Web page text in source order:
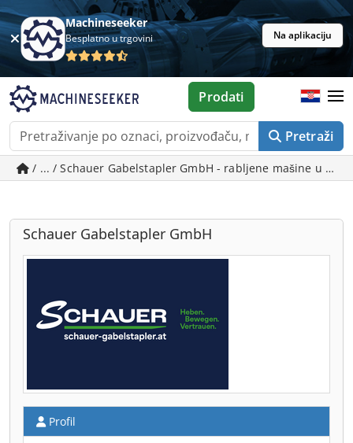
Machineseeker
Besplatno u trgovini Na aplikaciju
Pretraži
Prodati
/ ... / Schauer Gabelstapler GmbH - rabljene mašine u
Schauer Gabelstapler GmbH
Profil